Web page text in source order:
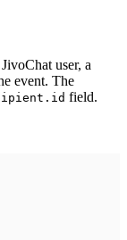
user, a
event. The
field.